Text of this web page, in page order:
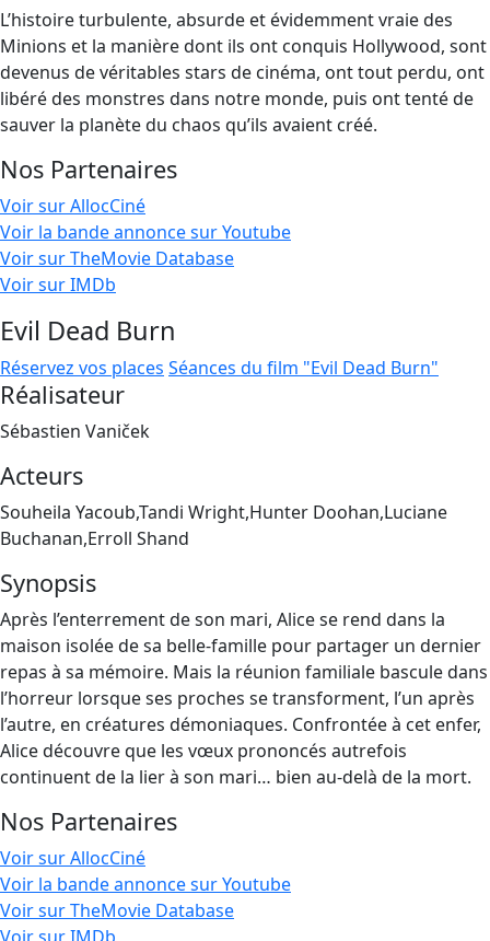
L’histoire turbulente, absurde et évidemment vraie des
Minions et la manière dont ils ont conquis Hollywood, sont
devenus de véritables stars de cinéma, ont tout perdu, ont
libéré des monstres dans notre monde, puis ont tenté de
sauver la planète du chaos qu’ils avaient créé.
Nos Partenaires
Voir sur AllocCiné
Voir la bande annonce sur Youtube
Voir sur TheMovie Database
Voir sur IMDb
Evil Dead Burn
Réservez vos places Séances du film "Evil Dead Burn"
Réalisateur
Sébastien Vaniček
Acteurs
Souheila Yacoub,Tandi Wright,Hunter Doohan,Luciane
Buchanan,Erroll Shand
Synopsis
Après l’enterrement de son mari, Alice se rend dans la
maison isolée de sa belle-famille pour partager un dernier
repas à sa mémoire. Mais la réunion familiale bascule dans
l’horreur lorsque ses proches se transforment, l’un après
l’autre, en créatures démoniaques. Confrontée à cet enfer,
Alice découvre que les vœux prononcés autrefois
continuent de la lier à son mari… bien au-delà de la mort.
Nos Partenaires
Voir sur AllocCiné
Voir la bande annonce sur Youtube
Voir sur TheMovie Database